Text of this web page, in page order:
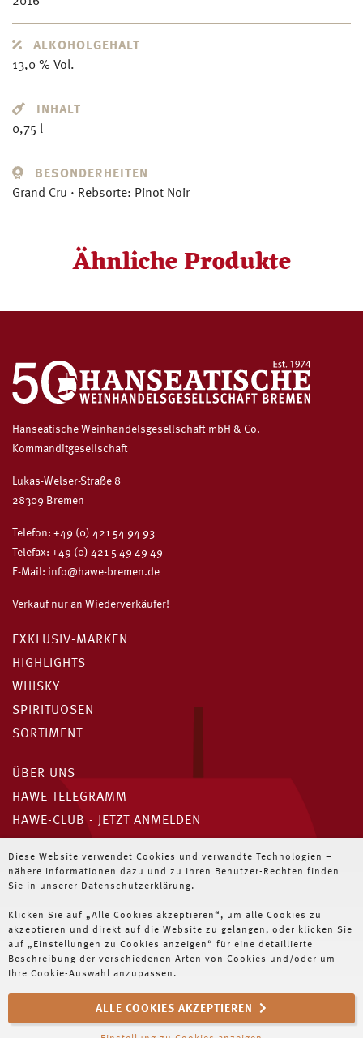
Diese Website verwendet Cookies und verwandte Technologien –
nähere Informationen dazu und zu Ihren Benutzer-Rechten finden
Sie in unserer Datenschutzerklärung.
Klicken Sie auf „Alle Cookies akzeptieren“, um alle Cookies zu
akzeptieren und direkt auf die Website zu gelangen, oder klicken Sie
auf „Einstellungen zu Cookies anzeigen“ für eine detaillierte
Beschreibung der verschiedenen Arten von Cookies und/oder um
Ihre Cookie-Auswahl anzupassen.
ALLE COOKIES AKZEPTIEREN
ALKOHOLGEHALT
13,0 % Vol.
INHALT
0,75 l
BESONDERHEITEN
Grand Cru · Rebsorte: Pinot Noir
Ähnliche Produkte
Hanseatische Weinhandelsgesellschaft mbH & Co.
Kommanditgesellschaft
Lukas-Welser-Straße 8
28309 Bremen
Telefon: +49 (0) 421 54 94 93
Telefax: +49 (0) 421 5 49 49 49
E-Mail: info@hawe-bremen.de
Verkauf nur an Wiederverkäufer!
EXKLUSIV-MARKEN
HIGHLIGHTS
WHISKY
SPIRITUOSEN
SORTIMENT
ÜBER UNS
HAWE-TELEGRAMM
HAWE-CLUB - JETZT ANMELDEN
Unser HAWE-Telegramm
Immer die neuesten Angebote für Wiederverkäufer
JETZT ABONNIEREN
NEWSLETTER IMPRESSUM DATENSCHUTZ AGB